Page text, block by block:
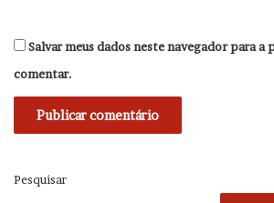
Salvar meus dados neste navegador para a
comentar.
Pesquisar